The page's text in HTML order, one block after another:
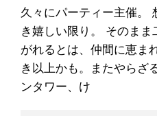
久々にパーティー主催。
き嬉しい限り。 そのま
がれるとは、仲間に恵ま
き以上かも。またやらざ
ンタワー、け